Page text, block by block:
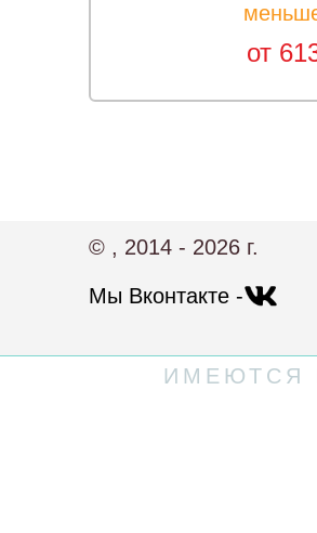
от
© , 2014 - 2026 г.
Мы Вконтакте -
ИМЕЮТСЯ